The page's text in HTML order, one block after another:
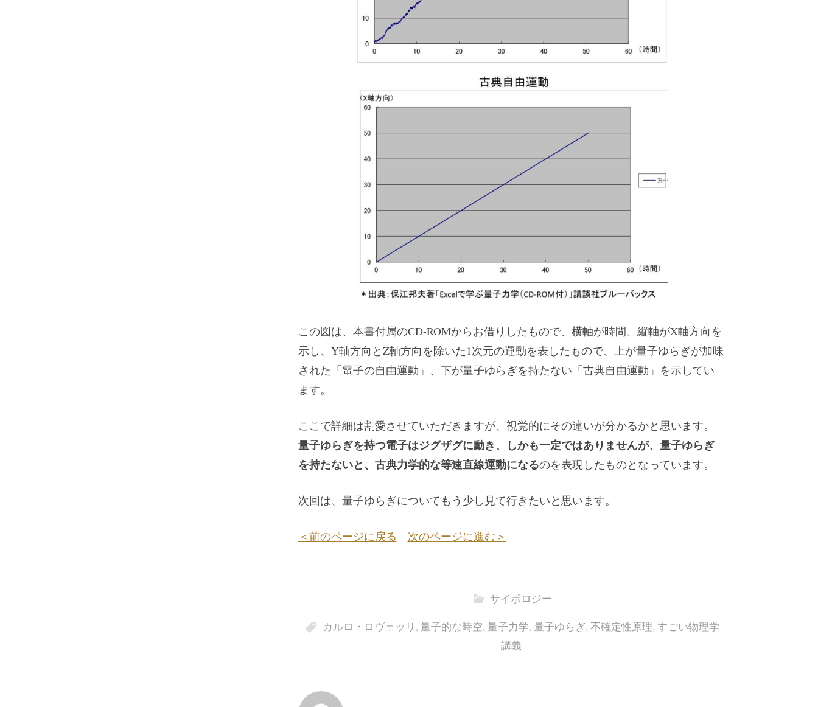
この図は、本書付属のCD-ROMからお借りしたもので、横軸が時間、縦軸がX軸方向を
示し、Y軸方向とZ軸方向を除いた1次元の運動を表したもので、上が量子ゆらぎが加味
された「電子の自由運動」、下が量子ゆらぎを持たない「古典自由運動」を示してい
ます。
ここで詳細は割愛させていただきますが、視覚的にその違いが分かるかと思います。
量子ゆらぎを持つ電子はジグザグに動き、しかも一定ではありませんが、量子ゆらぎ
を持たないと、古典力学的な等速直線運動になるのを表現したものとなっています。
次回は、量子ゆらぎについてもう少し見て行きたいと思います。
＜前のページに戻る 次のページに進む＞
サイポロジー
カルロ・ロヴェッリ , 量子的な時空, 量子力学, 量子ゆらぎ, 不確定性原理, すごい物理学
講義